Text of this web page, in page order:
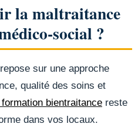
la maltraitance
social ?
sur une approche
qualité des soins et
formation bientraitance reste
dans vos locaux.